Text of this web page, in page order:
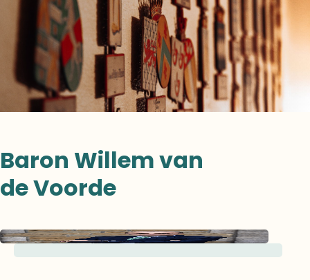
Baron Willem van
de Voorde